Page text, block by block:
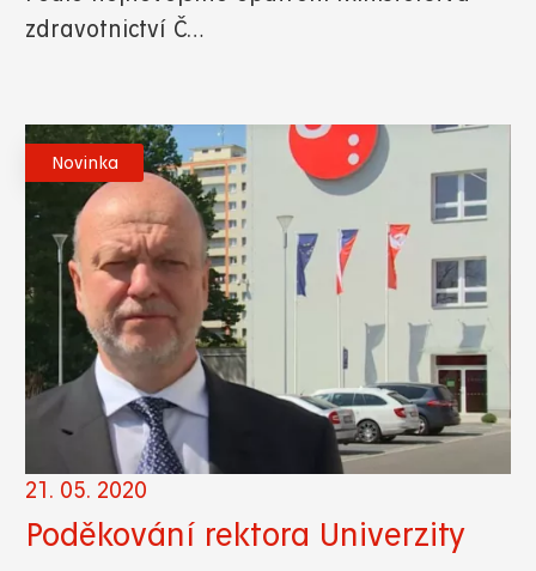
zdravotnictví Č…
Novinka
21. 05. 2020
Poděkování rektora Univerzity